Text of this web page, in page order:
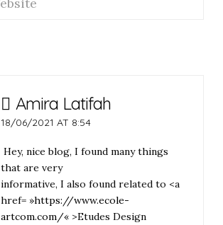
Amira Latifah
18/06/2021 AT 8:54
Hey, nice blog, I found many things
that are very
informative, I also found related to <a
href= »https://www.ecole-
artcom.com/« >Etudes Design